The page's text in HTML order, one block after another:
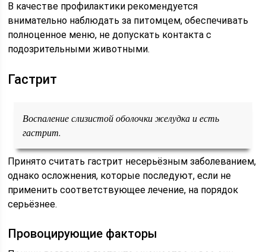
В качестве профилактики рекомендуется
внимательно наблюдать за питомцем, обеспечивать
полноценное меню, не допускать контакта с
подозрительными животными.
Гастрит
Воспаление слизистой оболочки желудка и есть
гастрит.
Принято считать гастрит несерьёзным заболеванием,
однако осложнения, которые последуют, если не
применить соответствующее лечение, на порядок
серьёзнее.
Провоцирующие факторы